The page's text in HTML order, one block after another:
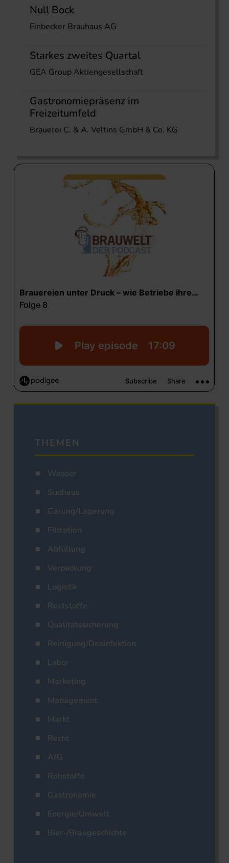
Null Bock
Einbecker Brauhaus AG
Starkes zweites Quartal
GEA Group Aktiengesellschaft
Gastronomiepräsenz im
Freizeitumfeld
Brauerei C. & A. Veltins GmbH & Co. KG
THEMEN
Wasser
Sudhaus
Gärung/Lagerung
Filtration
Abfüllung
Verpackung
Logistik
Reststoffe
Qualitätssicherung
Reinigung/Desinfektion
Labor
Marketing
Management
Markt
Recht
AfG
Rohstoffe
Gastronomie
Energie/Umwelt
Bier-/Braugeschichte